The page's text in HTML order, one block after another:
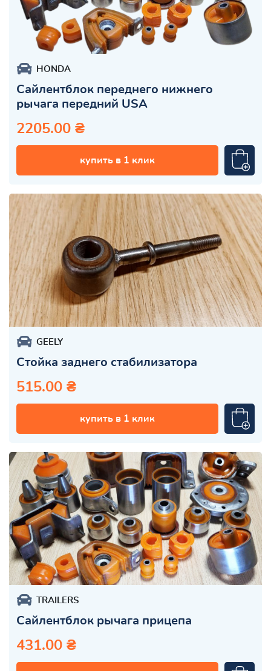
HONDA
Сайлентблок переднего нижнего
рычага передний USA
2205.00 ₴
купить в 1 клик
GEELY
Стойка заднего стабилизатора
515.00 ₴
купить в 1 клик
TRAILERS
Сайлентблок рычага прицепа
431.00 ₴